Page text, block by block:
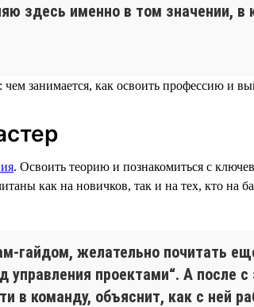
здесь именно в том значении,
. Освоить теорию и познакомиться с
как на новичков, так и на тех, кто на
гайдом, желательно почитать
управления проектами“. А
в команду, объяснит, как с ней